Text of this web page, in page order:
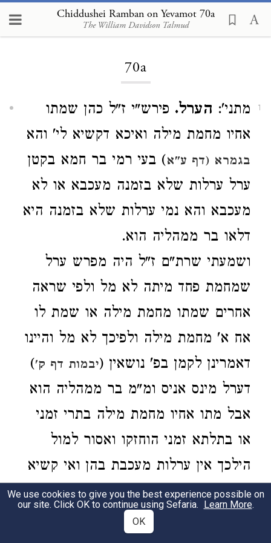
Chiddushei Ramban on Yevamot 70a
The William Davidson Talmud
Loading...
70a
1 מתני': הערל. פירש"י ז"ל כהן שמתו
אחיו מחמת מילה ואיכא דקשיא לי' והא
בגמרא (דף ע"א) בעי רמי בר חמא בקטן
ערל ערלות שלא בזמנה מעכבא או לא
מעכבא והא נמי ערלות שלא בזמנה היא
דלאו בר ממהליה הוא.
ושמעתי שרת"ם ז"ל היה מפרש ערל
שמחמת פחד מיתה לא מל ולפי שראה
אחרים שמתו מחמת מילה או שמת לו
אח א' מחמת מילה ולפיכך לא מל והיינו
דאמרינן לקמן בפ' נושאין (יבמות דף ק')
דערל מינס אניס ומ"מ בר ממהליה הוא
אבל מתו אחיו מחמת מילה בתרי זמני
או בתלתא זמני הוחזקו ואסור למול
הילכך אין ערלות מעכבת בהן ואי קשיא
טומטום נמי יאכל בתרומה דהא לאו בר
ממהליה הוא [יש לומר שאני התם
We use cookies to give you the best experience possible on
our site. Click OK to continue using Sefaria. Learn More.
OK